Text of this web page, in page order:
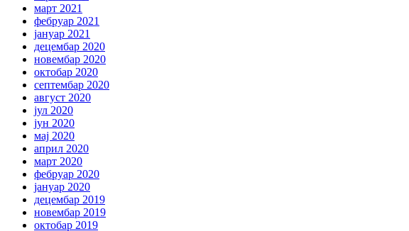
март 2021
фебруар 2021
јануар 2021
децембар 2020
новембар 2020
октобар 2020
септембар 2020
август 2020
јул 2020
јун 2020
мај 2020
април 2020
март 2020
фебруар 2020
јануар 2020
децембар 2019
новембар 2019
октобар 2019